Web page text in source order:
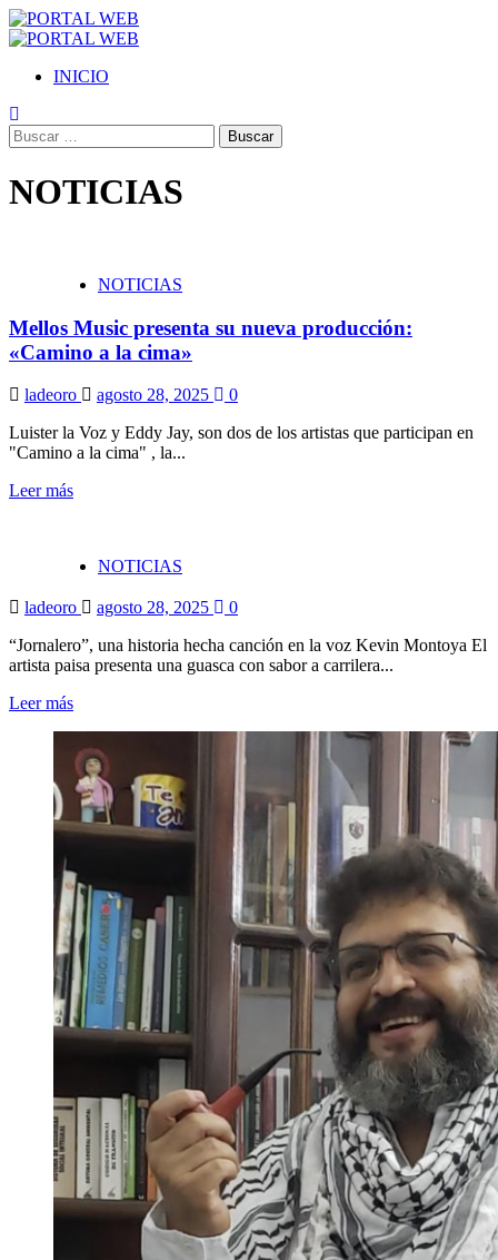
Saltar
al
Menú
INICIO
Buscar:
NOTICIAS
NOTICIAS
Mellos Music presenta su nueva producción:
«Camino a la cima»
ladeoro agosto 28, 2025
0
Luister la Voz y Eddy Jay, son dos de los artistas que participan en
"Camino a la cima" , la...
Leer más
NOTICIAS
ladeoro agosto 28, 2025
0
“Jornalero”, una historia hecha canción en la voz Kevin Montoya El
artista paisa presenta una guasca con sabor a carrilera...
Leer más